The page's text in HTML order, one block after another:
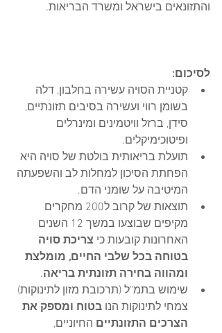
והתזונאים בישראל ומשרד הבריאות.
לסיכום:
קטניית הסויה עשירה בחלבון, דלה
בשומן רווי ועשירה בסיבים תזונתיים,
סידן, ברזל וויטמינים ומינרלים
ופיטוכימיקלים.
תועלת בריאותית בולטת של סויה היא
הפחתת הסיכון למחלות לב והשפעתה
המיטיבה על שומני הדם.
תוצאות של קרוב ל200 מחקרים
מקיפים שבוצעו במשך 12 השנים
האחרונות קובעות כי צריכת סויה
בטוחה בכל שלבי החיים, מומלצת
ומהווה בחירה תזונתית בריאה.
שימוש בתמ"ל (תרכובת מזון לתינוקות)
צמחי לתינוקות הנו בטוח ומספק את
הצרכים התזונתיים החיוניים,